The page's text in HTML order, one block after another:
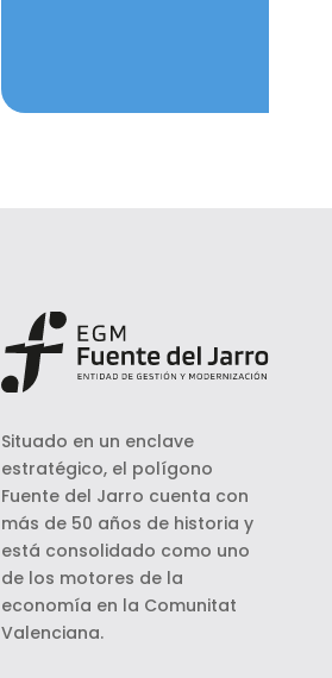
Situado en un enclave
estratégico, el polígono
Fuente del Jarro cuenta con
más de 50 años de historia y
está consolidado como uno
de los motores de la
economía en la Comunitat
Valenciana.